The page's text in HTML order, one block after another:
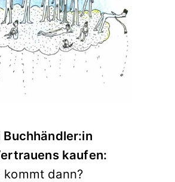
Buchhändler:in
kaufen:
kommt dann?